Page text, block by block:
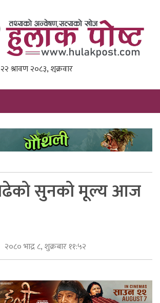
सुनको मूल्य आज
२०८० भाद्र ८, शुक्रबार ११:५२